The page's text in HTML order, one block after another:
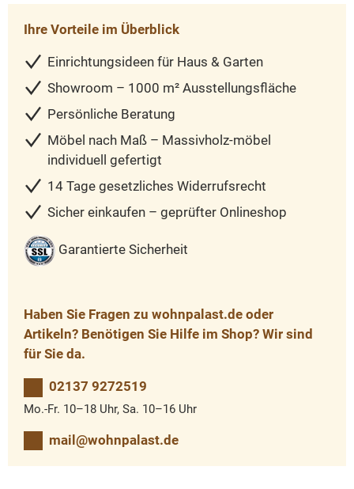
Ihre Vorteile im Überblick
Einrichtungsideen für Haus & Garten
Showroom – 1000 m² Ausstellungsfläche
Persönliche Beratung
Möbel nach Maß – Massivholz-möbel
individuell gefertigt
14 Tage gesetzliches Widerrufsrecht
Sicher einkaufen – geprüfter Onlineshop
Garantierte Sicherheit
Haben Sie Fragen zu wohnpalast.de oder
Artikeln? Benötigen Sie Hilfe im Shop? Wir sind
für Sie da.
02137 9272519
Mo.-Fr. 10–18 Uhr, Sa. 10–16 Uhr
mail@wohnpalast.de